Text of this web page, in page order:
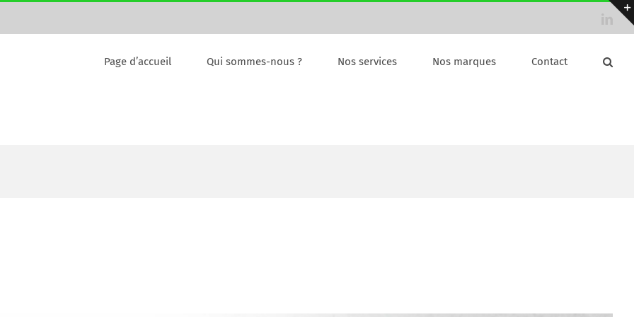
Page d’accueil Qui sommes-nous ? Nos services Nos marques Contact